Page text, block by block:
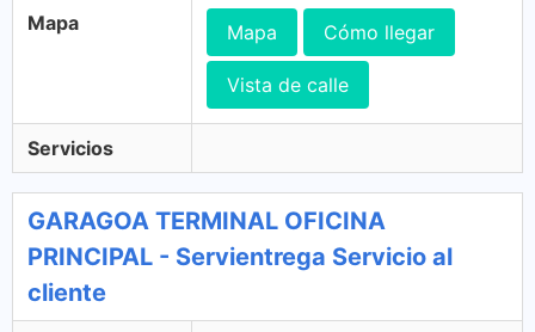
Mapa Mapa Cómo llegar
Vista de calle
Servicios
GARAGOA TERMINAL OFICINA
PRINCIPAL - Servientrega Servicio al
cliente